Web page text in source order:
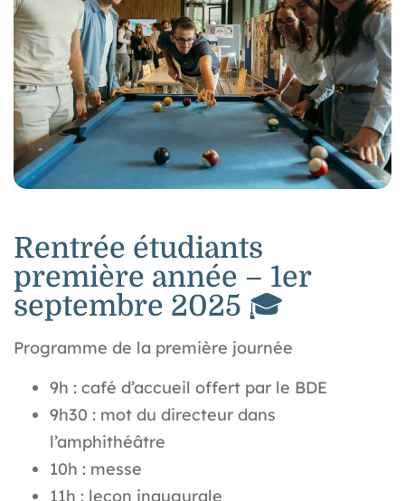
Rentrée étudiants
première année – 1er
septembre 2025 🎓
Programme de la première journée
9h : café d’accueil offert par le BDE
9h30 : mot du directeur dans
l’amphithéâtre
10h : messe
11h : leçon inaugurale